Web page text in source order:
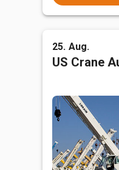
25. Aug.
US Crane